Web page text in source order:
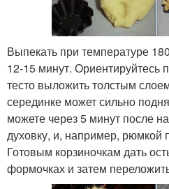
Выпекать при температуре
12-15 минут. Ориентируйтесь
тесто выложить толстым
серединке может сильно
можете через 5 минут после
духовку, и, например, рюмкой
Готовым корзиночкам дать
формочках и затем